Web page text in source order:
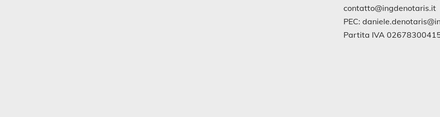
contatto@ingdenotaris.it
PEC:
Partita IVA